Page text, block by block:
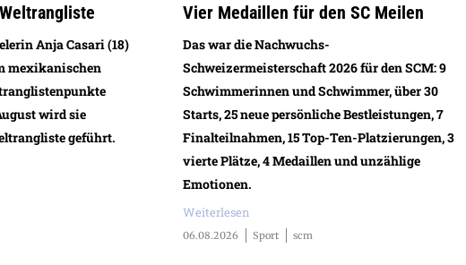
Anja Casari (18)
mexikanischen
wird sie
geführt.
Vier Medaillen für den SC Meilen
Das war die Nachwuchs-
Schweizermeisterschaft 2026 für den SCM: 9
Schwimmerinnen und Schwimmer, über 30
Starts, 25 neue persönliche Bestleistungen, 7
Finalteilnahmen, 15 Top-Ten-Platzierungen, 3
vierte Plätze, 4 Medaillen und unzählige
Emotionen.
Weiterlesen
06.08.2026 Sport scm